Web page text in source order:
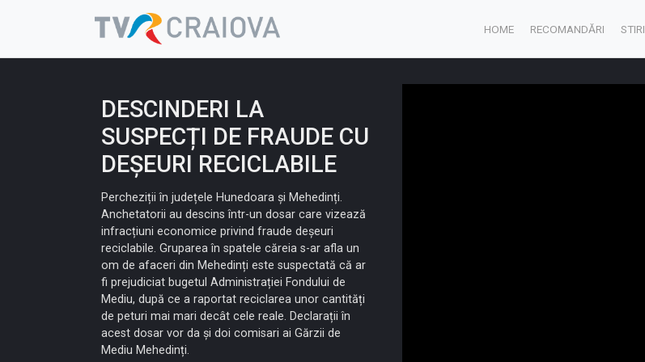
HOME RECOMANDĂRI STIRI
DESCINDERI LA
SUSPECȚI DE FRAUDE CU
DEȘEURI RECICLABILE
Percheziții în județele Hunedoara și Mehedinți.
Anchetatorii au descins într-un dosar care vizează
infracțiuni economice privind fraude deșeuri
reciclabile. Gruparea în spatele căreia s-ar afla un
om de afaceri din Mehedinți este suspectată că ar
fi prejudiciat bugetul Administrației Fondului de
Mediu, după ce a raportat reciclarea unor cantități
de peturi mai mari decât cele reale. Declarații în
acest dosar vor da și doi comisari ai Gărzii de
Mediu Mehedinți.